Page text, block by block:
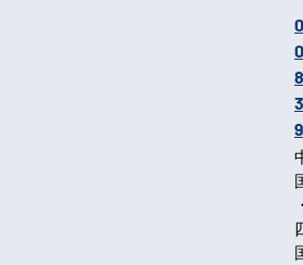
・